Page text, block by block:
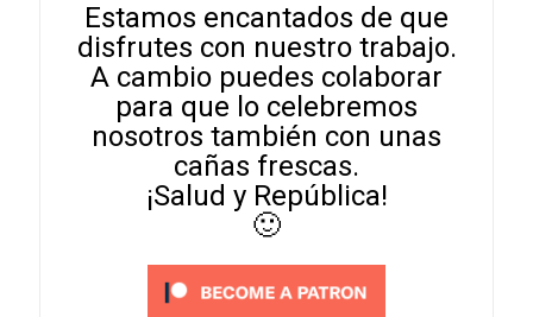
Estamos encantados de que
disfrutes con nuestro trabajo.
A cambio puedes colaborar
para que lo celebremos
nosotros también con unas
cañas frescas.
¡Salud y República!
🙂